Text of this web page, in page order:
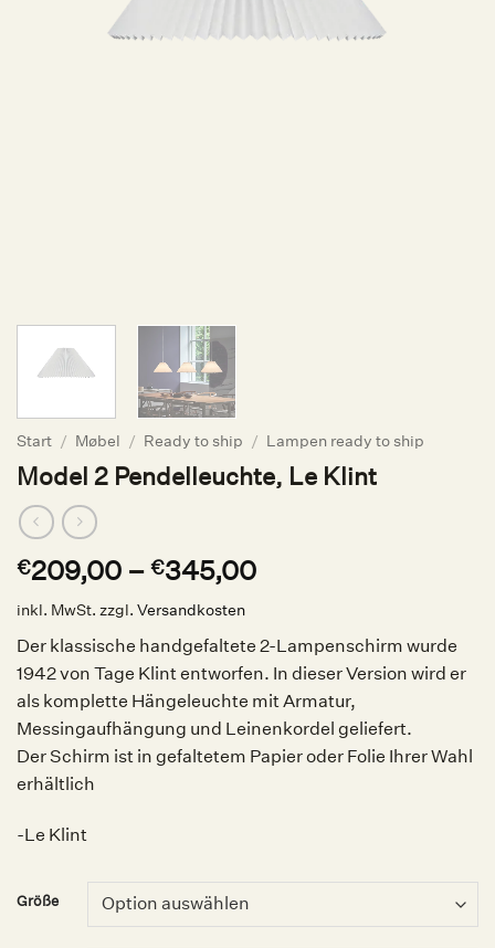
Start / Møbel / Ready to ship / Lampen ready to ship
Model 2 Pendelleuchte, Le Klint
€209,00 – €345,00
inkl. MwSt. zzgl. Versandkosten
Der klassische handgefaltete 2-Lampenschirm wurde
1942 von Tage Klint entworfen. In dieser Version wird er
als komplette Hängeleuchte mit Armatur,
Messingaufhängung und Leinenkordel geliefert.
Der Schirm ist in gefaltetem Papier oder Folie Ihrer Wahl
erhältlich
-Le Klint
Größe